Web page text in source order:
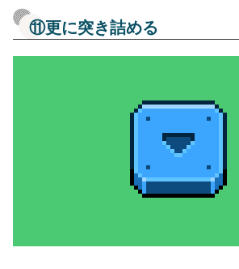
⑪更に突き詰める